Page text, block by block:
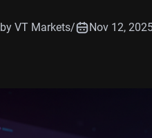
by VT Markets/ Nov 12,